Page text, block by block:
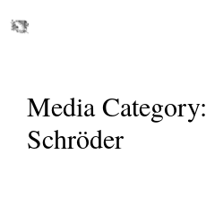
till
Media Category:
Schröder